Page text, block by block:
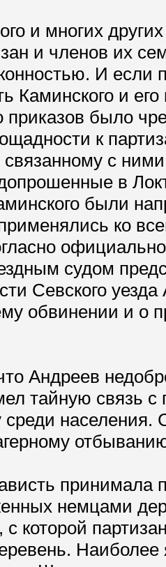
и многих
и членов их
И
Каминского и
приказов было
к
с
в
были
ко
судом
Севского
обвинении и о
Андреев
тайную связь
населения.
немцами
с которой
Наиболее